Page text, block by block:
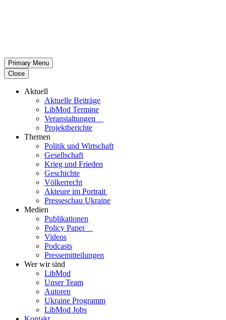
Primary Menu
Close
Aktuell
Aktu­elle Beiträge
LibMod Termine
Ver­an­stal­tun­gen
Pro­jekt­be­richte
Themen
Politik und Wirtschaft
Gesell­schaft
Krieg und Frieden
Geschichte
Völ­ker­recht
Akteure im Portrait
Pres­se­schau Ukraine
Medien
Publi­ka­tio­nen
Policy Paper
Videos
Pod­casts
Pres­se­mit­tei­lun­gen
Wer wir sind
LibMod
Unser Team
Autoren
Ukraine Pro­gramm
LibMod Jobs